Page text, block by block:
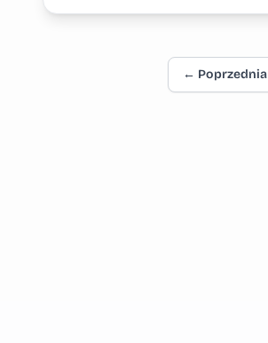
← Poprzednia